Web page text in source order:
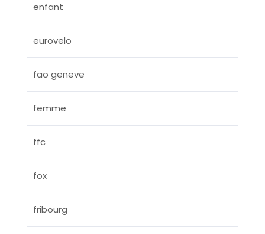
enfant
eurovelo
fao geneve
femme
ffc
fox
fribourg